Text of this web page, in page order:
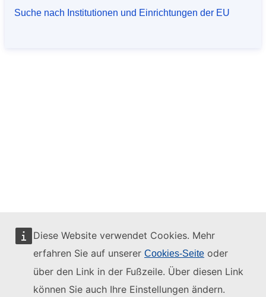
Diese Website verwendet Cookies. Mehr
erfahren Sie auf unserer Cookies-Seite oder
über den Link in der Fußzeile. Über diesen Link
können Sie auch Ihre Einstellungen ändern.
Suche nach Institutionen und Einrichtungen der EU